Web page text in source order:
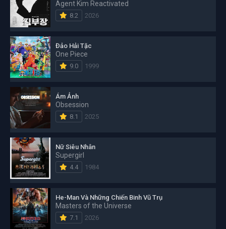
Agent Kim Reactivated
8.2 2026
Đảo Hải Tặc
One Piece
9.0 1999
Ám Ảnh
Obsession
8.1 2025
Nữ Siêu Nhân
Supergirl
4.4 1984
He-Man Và Những Chiến Binh Vũ Trụ
Masters of the Universe
7.1 2026